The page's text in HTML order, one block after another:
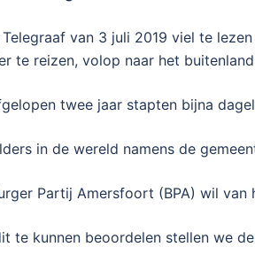
Telegraaf van 3 juli 2019 viel te
te reizen, volop naar het
twee jaar stapten bijna
in de wereld namens de
Partij Amersfoort (BPA) wil
te kunnen beoordelen stellen we